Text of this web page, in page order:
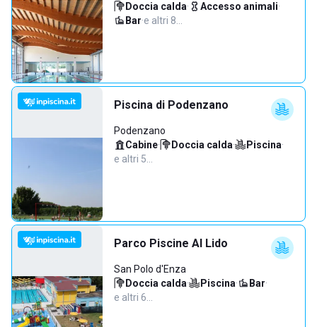
Doccia calda· Accesso animali·
Bar·e altri 8…
Piscina di Podenzano
Podenzano
Cabine· Doccia calda· Piscina·
e altri 5…
Parco Piscine Al Lido
San Polo d'Enza
Doccia calda· Piscina· Bar·
e altri 6…